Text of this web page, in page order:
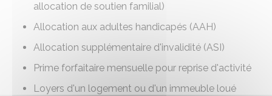
allocation de soutien familial)
Allocation aux adultes handicapés (AAH)
Allocation supplémentaire d'invalidité (ASI)
Prime forfaitaire mensuelle pour reprise d'activité
Loyers d'un logement ou d'un immeuble loué